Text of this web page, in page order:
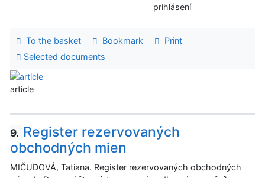
prihlásení
To the basket Bookmark
Print
Selected documents
article
9. Register rezervovaných
obchodných mien
MIČUDOVÁ, Tatiana. Register rezervovaných obchodných